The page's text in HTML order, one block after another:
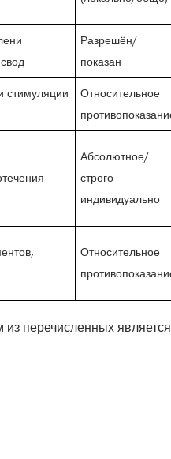
Разрешён/
показан
стимуляции
Относительное
Абсолютное/
строго
индивидуально
Относительное
перечисленных